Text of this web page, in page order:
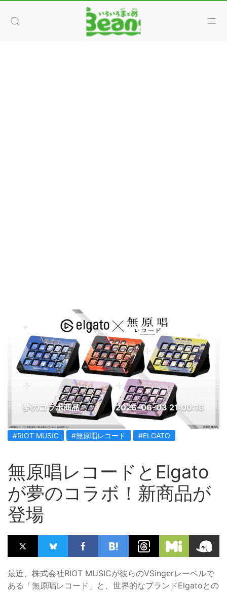
夢のコラボ商品 2026-06-03 21:00:16
#RIOT MUSIC #無原唱レコード #ELGATO
無原唱レコードとElgato
が夢のコラボ！新商品が
登場
最近、株式会社RIOT MUSICが彼らのVSingerレーベルで
ある「無原唱レコード」と、世界的なブランドElgatoとの